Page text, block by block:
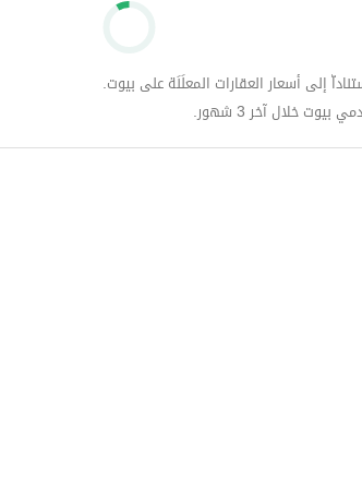
إلى أسعار العقارات المعلَنَة على بيوت.
خلال آخر 3 شهور.